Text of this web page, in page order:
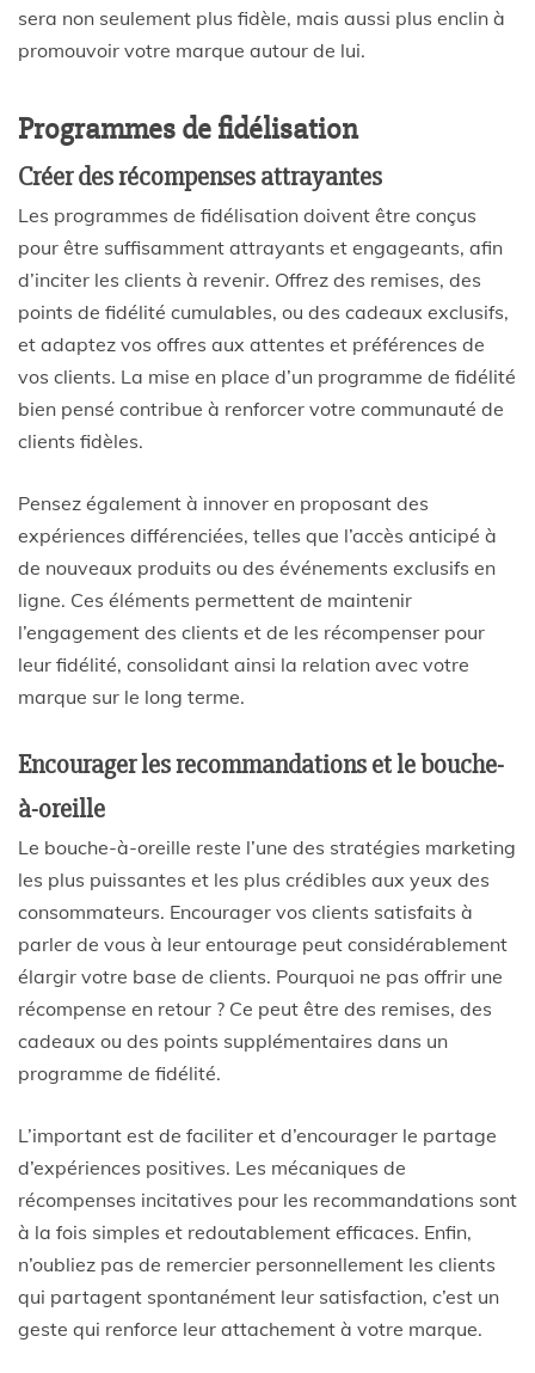
sera non seulement plus fidèle, mais aussi plus enclin à
promouvoir votre marque autour de lui.
Programmes de fidélisation
Créer des récompenses attrayantes
Les programmes de fidélisation doivent être conçus
pour être suffisamment attrayants et engageants, afin
d’inciter les clients à revenir. Offrez des remises, des
points de fidélité cumulables, ou des cadeaux exclusifs,
et adaptez vos offres aux attentes et préférences de
vos clients. La mise en place d’un programme de fidélité
bien pensé contribue à renforcer votre communauté de
clients fidèles.
Pensez également à innover en proposant des
expériences différenciées, telles que l’accès anticipé à
de nouveaux produits ou des événements exclusifs en
ligne. Ces éléments permettent de maintenir
l’engagement des clients et de les récompenser pour
leur fidélité, consolidant ainsi la relation avec votre
marque sur le long terme.
Encourager les recommandations et le bouche-
à-oreille
Le bouche-à-oreille reste l’une des stratégies marketing
les plus puissantes et les plus crédibles aux yeux des
consommateurs. Encourager vos clients satisfaits à
parler de vous à leur entourage peut considérablement
élargir votre base de clients. Pourquoi ne pas offrir une
récompense en retour ? Ce peut être des remises, des
cadeaux ou des points supplémentaires dans un
programme de fidélité.
L’important est de faciliter et d’encourager le partage
d’expériences positives. Les mécaniques de
récompenses incitatives pour les recommandations sont
à la fois simples et redoutablement efficaces. Enfin,
n’oubliez pas de remercier personnellement les clients
qui partagent spontanément leur satisfaction, c’est un
geste qui renforce leur attachement à votre marque.